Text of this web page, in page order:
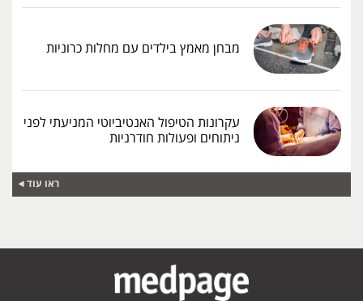
מבחן מאמץ בילדים עם מחלות כרוניות
עקרונות הטיפול האנטיביוטי המניעתי לפני
ניתוחים ופעולות חודרניות
ראו עוד